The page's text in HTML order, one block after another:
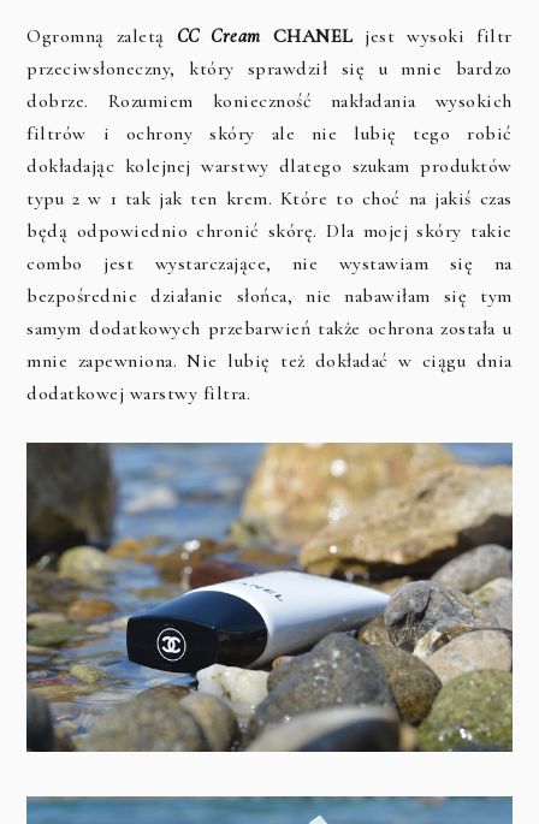
Ogromną zaletą CC CreamCHANEL jest wysoki filtr
przeciwsłoneczny, który sprawdził się u mnie bardzo
dobrze. Rozumiem konieczność nakładania wysokich
filtrów i ochrony skóry ale nie lubię tego robić
dokładając kolejnej warstwy dlatego szukam produktów
typu 2 w 1 tak jak ten krem. Które to choć na jakiś czas
będą odpowiednio chronić skórę. Dla mojej skóry takie
combo jest wystarczające, nie wystawiam się na
bezpośrednie działanie słońca, nie nabawiłam się tym
samym dodatkowych przebarwień także ochrona została u
mnie zapewniona. Nie lubię też dokładać w ciągu dnia
dodatkowej warstwy filtra.